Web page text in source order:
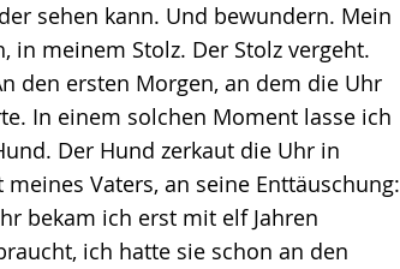
sehen kann. Und bewundern. Mein
in meinem Stolz. Der Stolz vergeht.
den ersten Morgen, an dem die Uhr
In einem solchen Moment lasse ich
Der Hund zerkaut die Uhr in
Vaters, an seine Enttäuschung:
bekam ich erst mit elf Jahren
ich hatte sie schon an den